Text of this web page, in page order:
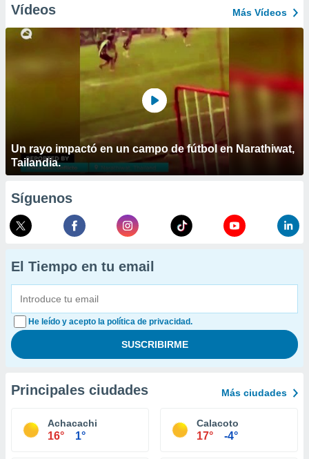
Vídeos Más Vídeos
Un rayo impactó en un campo de fútbol en Narathiwat,
Tailandia.
Síguenos
El Tiempo en tu email
He leído y acepto la política de privacidad.
Principales ciudades Más ciudades
Achacachi
16° 1°
Calacoto
17° -4°